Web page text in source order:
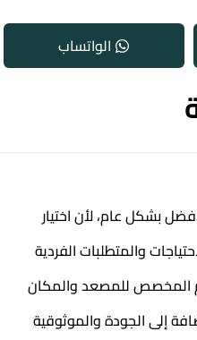
الواتساب
بشكل عام، لأن اختيار
والمتطلبات الفردية
المخصص للمصعد والمكان
إلى الجودة والموثوقية